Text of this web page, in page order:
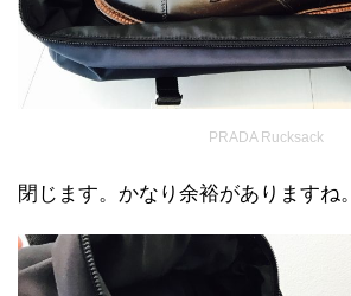
PRADA Rucksack
閉じます。かなり余裕がありますね。